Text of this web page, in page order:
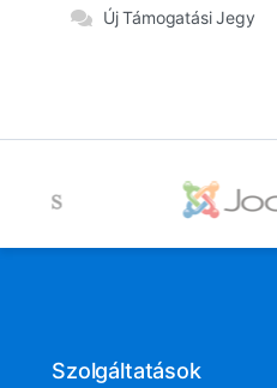
Új Támogatási Jegy
Szolgáltatások